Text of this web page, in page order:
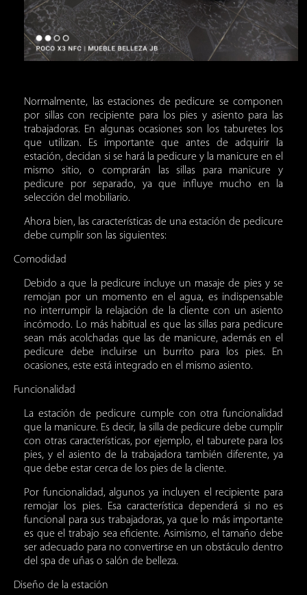
Normalmente, las estaciones de pedicure se componen
por sillas con recipiente para los pies y asiento para las
trabajadoras. En algunas ocasiones son los taburetes los
que utilizan. Es importante que antes de adquirir la
estación, decidan si se hará la pedicure y la manicure en el
mismo sitio, o comprarán lassillas para manicure y
pedicure por separado, ya que influye mucho en la
selección del mobiliario.
Ahora bien, las características de una estación de pedicure
debe cumplir son las siguientes:
Comodidad
Debido a que la pedicure incluye un masaje de pies y se
remojan por un momento en el agua, es indispensable
no interrumpir la relajación de la cliente con un asiento
incómodo. Lo más habitual es que las sillas para pedicure
sean más acolchadas que las de manicure, además en el
pedicure debe incluirse un burrito para los pies. En
ocasiones, este está integrado en el mismo asiento.
Funcionalidad
La estación de pedicure cumple con otra funcionalidad
que la manicure. Es decir, la silla de pedicure debe cumplir
con otras características, por ejemplo, el taburete para los
pies, y el asiento de la trabajadora también diferente, ya
que debe estar cerca de los pies de la cliente.
Por funcionalidad, algunos ya incluyen el recipiente para
remojar los pies. Esa característica dependerá si no es
funcional para sus trabajadoras, ya que lo más importante
es que el trabajo sea eficiente. Asimismo, el tamaño debe
ser adecuado para no convertirse en un obstáculo dentro
del spa de uñas o salón de belleza.
Diseño de la estación